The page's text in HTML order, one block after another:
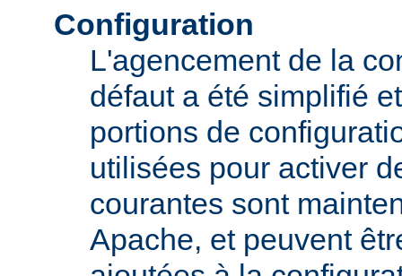
Configuration
L'agencement de la
défaut a été simplifié
portions de
utilisées pour activer
courantes sont
Apache, et peuvent